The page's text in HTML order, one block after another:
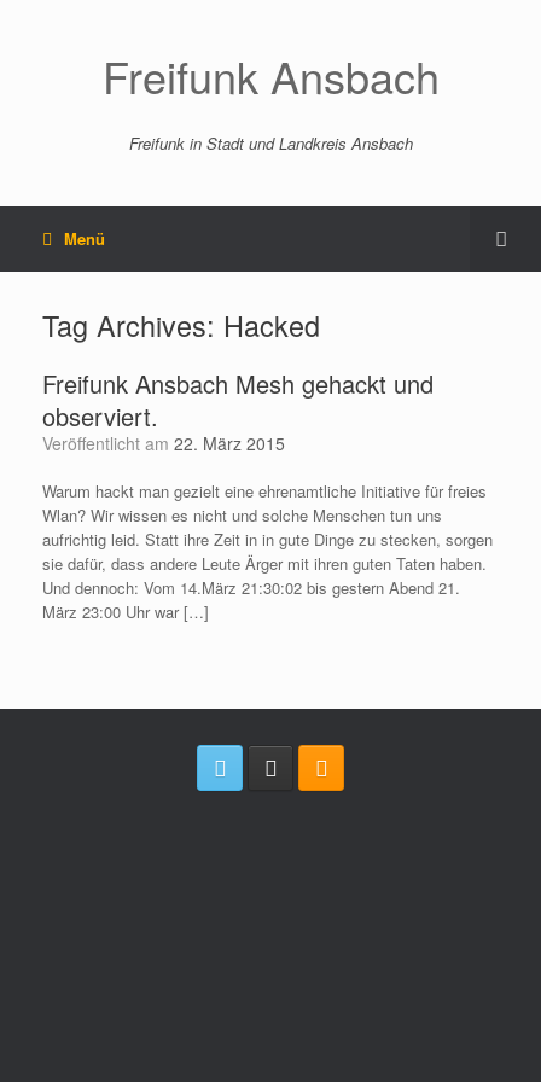
Freifunk Ansbach
Freifunk in Stadt und Landkreis Ansbach
Menü
Tag Archives: Hacked
Freifunk Ansbach Mesh gehackt und
observiert.
Veröffentlicht am 22. März 2015
Warum hackt man gezielt eine ehrenamtliche Initiative für freies
Wlan? Wir wissen es nicht und solche Menschen tun uns
aufrichtig leid. Statt ihre Zeit in in gute Dinge zu stecken, sorgen
sie dafür, dass andere Leute Ärger mit ihren guten Taten haben.
Und dennoch: Vom 14.März 21:30:02 bis gestern Abend 21.
März 23:00 Uhr war […]